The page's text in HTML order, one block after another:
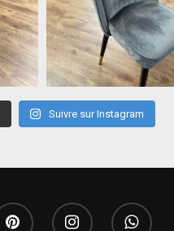
Suivre sur Instagram